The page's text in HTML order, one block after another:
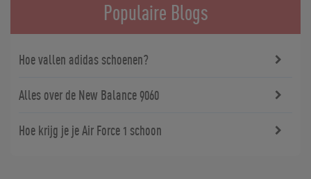
Populaire Blogs
Hoe vallen adidas schoenen?
Alles over de New Balance 9060
Hoe krijg je je Air Force 1 schoon